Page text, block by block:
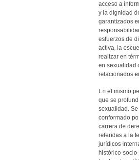
acceso a
y la dignidad
garantizados
esfuerzos de
activa, la
realizar en
en sexualidad
relacionados
En el mismo
que se
sexualidad.
conformado
carrera de
referidas a la
jurídicos
histórico-